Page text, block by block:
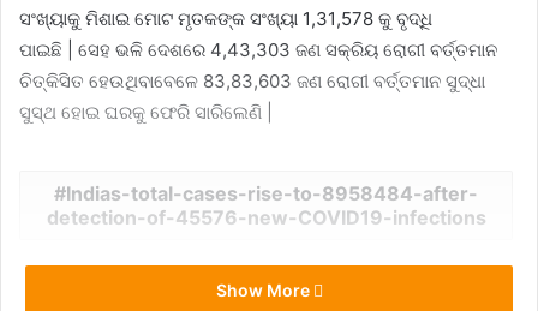
ସଂଖ୍ୟାକୁ ମିଶାଇ ମୋଟ ମୃତକଙ୍କ ସଂଖ୍ୟା 1,31,578 କୁ ବୃଦ୍ଧି
ପାଇଛି
ସେହ ଭଳି ଦେଶରେ 4,43,303 ଜଣ ସକ୍ରିୟ ରୋଗୀ ବର୍ତ୍ତମାନ
ଚିତ୍କିସିତ ହେଉଥିବାବେଳେ 83,83,603 ଜଣ ରୋଗୀ ବର୍ତ୍ତମାନ ସୁଦ୍ଧା
ସୁସ୍ଥ ହୋଇ ଘରକୁ ଫେରି ସାରିଲେଣି
Indias-total-cases-rise-to-8958484-after-
detection-of-45576-new-COVID19-infections
Show More